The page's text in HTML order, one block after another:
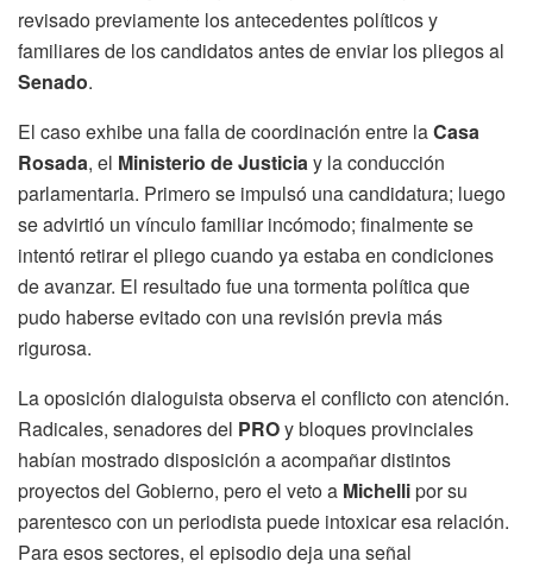
revisado previamente los antecedentes políticos y
familiares de los candidatos antes de enviar los pliegos al
Senado.
El caso exhibe una falla de coordinación entre laCasa
Rosada, el Ministerio de Justicia y la conducción
parlamentaria. Primero se impulsó una candidatura; luego
se advirtió un vínculo familiar incómodo; finalmente se
intentó retirar el pliego cuando ya estaba en condiciones
de avanzar. El resultado fue una tormenta política que
pudo haberse evitado con una revisión previa más
rigurosa.
La oposición dialoguista observa el conflicto con atención.
Radicales, senadores del PROy bloques provinciales
habían mostrado disposición a acompañar distintos
proyectos del Gobierno, pero el veto a Michellipor su
parentesco con un periodista puede intoxicar esa relación.
Para esos sectores, el episodio deja una señal